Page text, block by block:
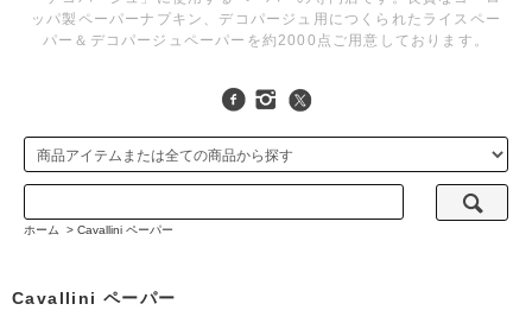
ッパ製ペーパーナプキン、デコパージュ用につくられたライスペー
パー＆デコパージュペーパーを約2000点ご用意しております。
ホーム > Cavallini ペーパー
Cavallini ペーパー